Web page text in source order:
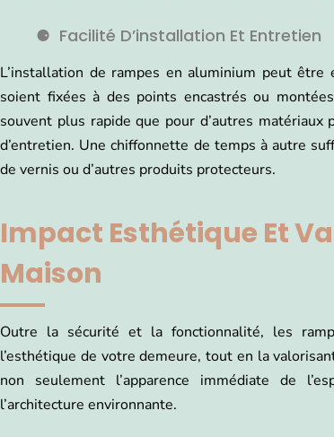
Facilité D’installation Et Entretien
L’installation de rampes en aluminium peut
soient fixées à des points encastrés ou
souvent plus rapide que pour d’autres
d’entretien. Une chiffonnette de temps à autre
de vernis ou d’autres produits protecteurs.
Impact Esthétique Et
Maison
Outre la sécurité et la fonctionnalité, les
l’esthétique de votre demeure, tout en la
non seulement l’apparence immédiate de
l’architecture environnante.